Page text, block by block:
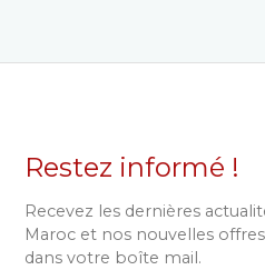
Restez informé !
Recevez les dernières
Maroc et nos nouvelles
dans votre boîte mail.